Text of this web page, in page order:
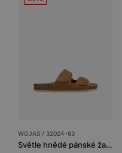
WOJAS / 32024-63
Světle hnědé pánské žabky na korkové podešvi se suchými zipy